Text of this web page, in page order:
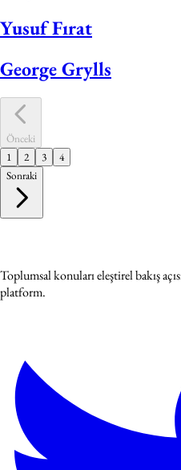
Yusuf Fırat
George Grylls
Önceki
1
2 3
4
Sonraki
Toplumsal konuları eleştirel bakış
platform.